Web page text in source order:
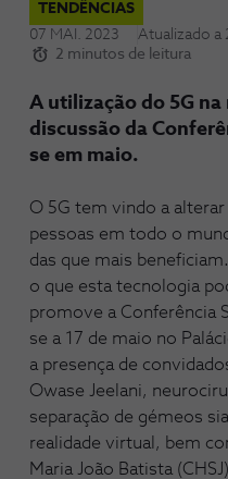
TENDÊNCIAS
07 MAI. 2023
Atualizado a
2 minutos de leitura
A utilização do 5G
discussão da
se em maio.
O 5G tem vindo a
pessoas em todo o
das que mais
o que esta tecnologia
promove a Conferência
se a 17 de maio no
a presença de
Owase Jeelani,
separação de gémeos
realidade virtual, bem
Maria João Batista